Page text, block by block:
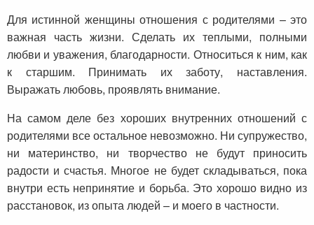
Для истинной женщины отношения с родителями – это
важная часть жизни. Сделать их теплыми, полными
любви и уважения, благодарности. Относиться к ним, как
к старшим. Принимать их заботу, наставления.
Выражать любовь, проявлять внимание.
На самом деле без хороших внутренних отношений с
родителями все остальное невозможно. Ни супружество,
ни материнство, ни творчество не будут приносить
радости и счастья. Многое не будет складываться, пока
внутри есть непринятие и борьба. Это хорошо видно из
расстановок, из опыта людей – и моего в частности.